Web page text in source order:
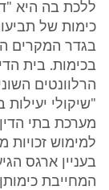
ללכת בה היא
כימות של
בגדר המקרים
בכימות. בית
הרלוונטים
"שיקולי
מערכת בתי
למימוש זכויות
בעניין ארגס
המחייבת